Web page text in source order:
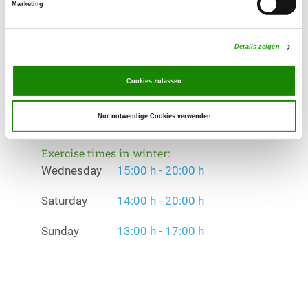
Marketing
Details zeigen
Cookies zulassen
Nur notwendige Cookies verwenden
Rettungshunde
Wednesday 15:00 h - 20:00 h
Saturday 14:00 h - 20:00 h
Exercise times in winter:
Wednesday 15:00 h - 20:00 h
Saturday 14:00 h - 20:00 h
Sunday 13:00 h - 17:00 h